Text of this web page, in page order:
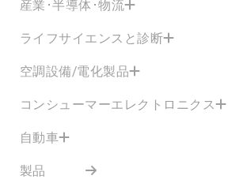
産業･半導体･物流
ライフサイエンスと診断
空調設備/電化製品
コンシューマーエレクトロニクス
自動車
製品